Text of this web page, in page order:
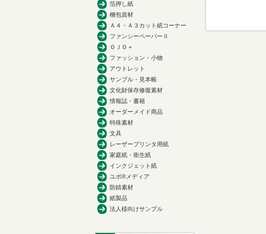
箔押し紙
梱包資材
Ａ４・Ａ３カット紙コーナー
ファンシーペーパーⅡ
ＯＪＯ＋
ファッション・小物
アウトレット
サンプル・見本帳
文化財保存修復素材
情報誌・書籍
オーダーメイド商品
特殊素材
文具
レーザープリンタ用紙
家庭紙・衛生紙
インクジェット紙
ユポ®メディア
防錆素材
紙製品
法人様向けサンプル